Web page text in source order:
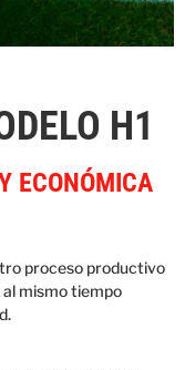
H1
ECONÓMICA
proceso productivo
mismo tiempo